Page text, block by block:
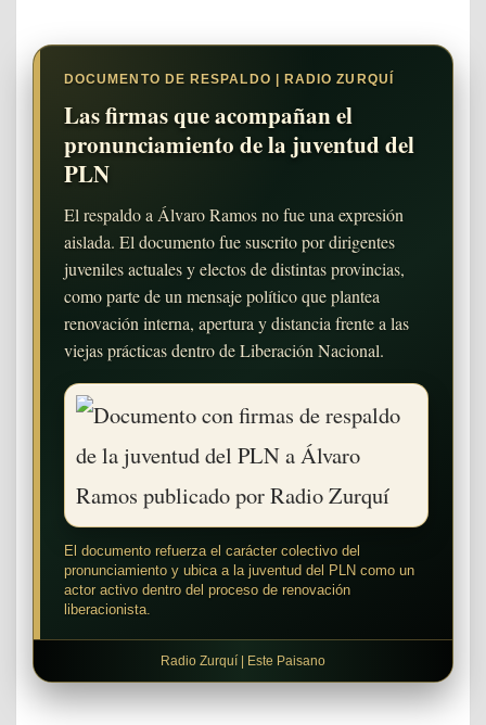
DOCUMENTO DE RESPALDO | RADIO ZURQUÍ
Las firmas que acompañan el
pronunciamiento de la juventud del
PLN
El respaldo a Álvaro Ramos no fue una expresión
aislada. El documento fue suscrito por dirigentes
juveniles actuales y electos de distintas provincias,
como parte de un mensaje político que plantea
renovación interna, apertura y distancia frente a las
viejas prácticas dentro de Liberación Nacional.
El documento refuerza el carácter colectivo del
pronunciamiento y ubica a la juventud del PLN como un
actor activo dentro del proceso de renovación
liberacionista.
Radio Zurquí | Este Paisano